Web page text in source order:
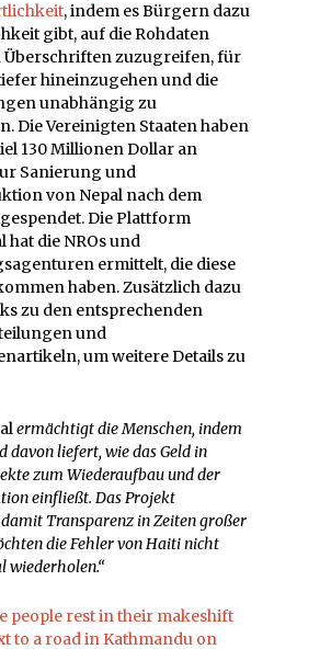
, indem es Bürgern dazu
gibt, auf die Rohdaten
Überschriften zuzugreifen, für
hineinzugehen und die
unabhängig zu
Die Vereinigten Staaten haben
130 Millionen Dollar an
Sanierung und
von Nepal nach dem
Die Plattform
hat die NROs und
ermittelt, die diese
haben. Zusätzlich dazu
zu den entsprechenden
und
um weitere Details zu
ermächtigt die Menschen, indem
davon liefert, wie das Geld in
zum Wiederaufbau und der
einfließt. Das Projekt
Transparenz in Zeiten großer
die Fehler von Haiti nicht
wiederholen.“